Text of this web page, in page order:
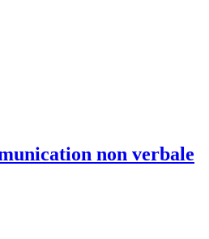
non verbale